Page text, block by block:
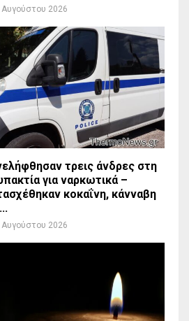
Αυγούστου 2026
τρεις άνδρες στη
για ναρκωτικά –
κοκαΐνη, κάνναβη
Αυγούστου 2026